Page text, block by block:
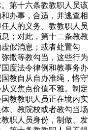
第十六条教教职人员该
办事，合适，并逃查相
人的义务。教教职人员
；对此，第十二条教教
假消息；或者处置勾
撒等教勾当，这些行为
度法令律例和教事务办
教自从自办准绳，恪守
义焦点价值不雅。制定
教教职人员正在境内实
、教院校或者教勾当场
职人员身份，制做、发